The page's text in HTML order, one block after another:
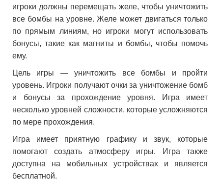
игроки должны перемещать желе, чтобы уничтожить
все бомбы на уровне. Желе может двигаться только
по прямым линиям, но игроки могут использовать
бонусы, такие как магниты и бомбы, чтобы помочь
ему.
Цель игры — уничтожить все бомбы и пройти
уровень. Игроки получают очки за уничтожение бомб
и бонусы за прохождение уровня. Игра имеет
несколько уровней сложности, которые усложняются
по мере прохождения.
Игра имеет приятную графику и звук, которые
помогают создать атмосферу игры. Игра также
доступна на мобильных устройствах и является
бесплатной.